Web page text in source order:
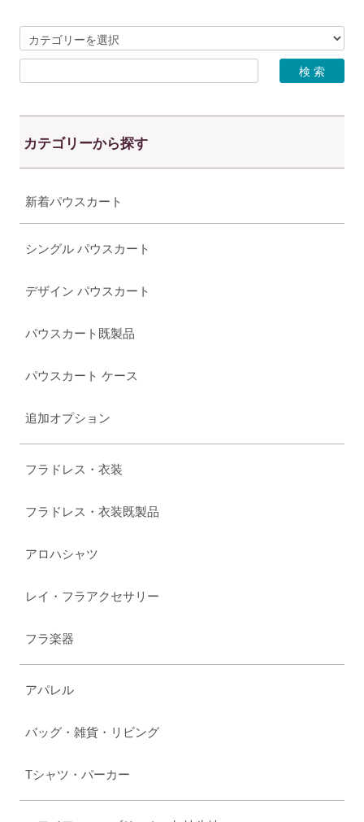
カテゴリーから探す
新着パウスカート
シングル パウスカート
デザイン パウスカート
パウスカート既製品
パウスカート ケース
追加オプション
フラドレス・衣装
フラドレス・衣装既製品
アロハシャツ
レイ・フラアクセサリー
フラ楽器
アパレル
バッグ・雑貨・リビング
Tシャツ・パーカー